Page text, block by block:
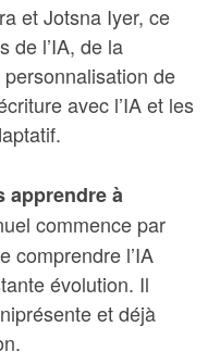
et Jotsna Iyer, ce
de l’IA, de la
de
avec l’IA et les
apprendre à
commence par
comprendre l’IA
évolution. Il
et déjà